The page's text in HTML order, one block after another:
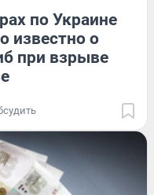
по Украине
известно о
при взрыве